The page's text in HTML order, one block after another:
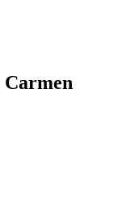
Carmen